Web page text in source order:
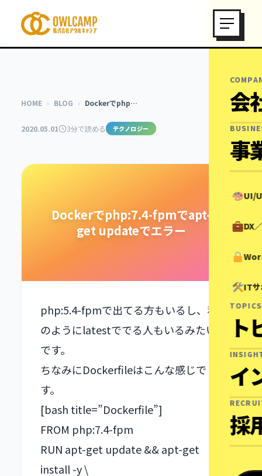
会
事
UI/
DX
IT
TOPICS
ト
イ
採
HOME › BLOG › Dockerでphp…
2020.05.01 3分で読める テクノロジー
Dockerでphp:7.4-fpmでapt-
get updateでエラー
php:5.4-fpmで出てる方もいるし、私
のようにlatestででる人もいるみたい
です。
ちなみにDockerfileはこんな感じで
す。
[bash title=”Dockerfile”]
FROM php:7.4-fpm
RUN apt-get update && apt-get
install -y \